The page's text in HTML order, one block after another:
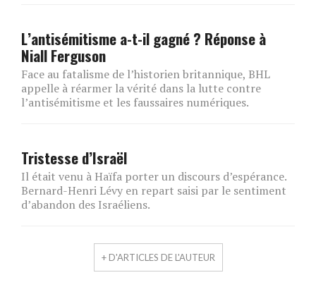
L’antisémitisme a-t-il gagné ? Réponse à
Niall Ferguson
Face au fatalisme de l’historien britannique, BHL
appelle à réarmer la vérité dans la lutte contre
l’antisémitisme et les faussaires numériques.
Tristesse d’Israël
Il était venu à Haïfa porter un discours d’espérance.
Bernard-Henri Lévy en repart saisi par le sentiment
d’abandon des Israéliens.
+ D'ARTICLES DE L'AUTEUR